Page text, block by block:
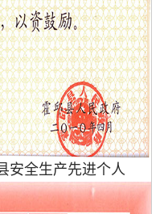
安全生产先进个人